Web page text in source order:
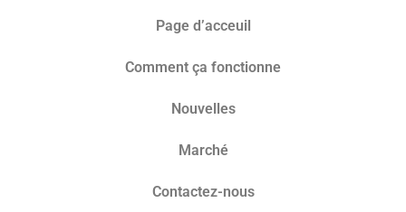
Page d’acceuil
Comment ça fonctionne
Nouvelles
Marché​
Contactez-nous